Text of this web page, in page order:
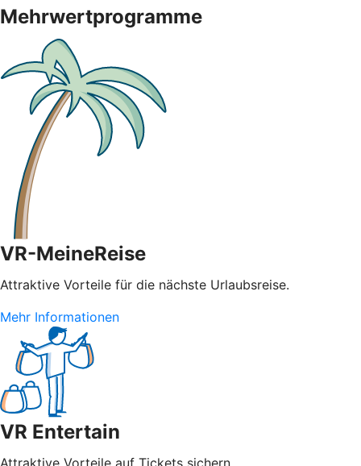
Mehrwertprogramme
VR-MeineReise
Attraktive Vorteile für die nächste Urlaubsreise.
Mehr Informationen
VR Entertain
Attraktive Vorteile auf Tickets sichern.